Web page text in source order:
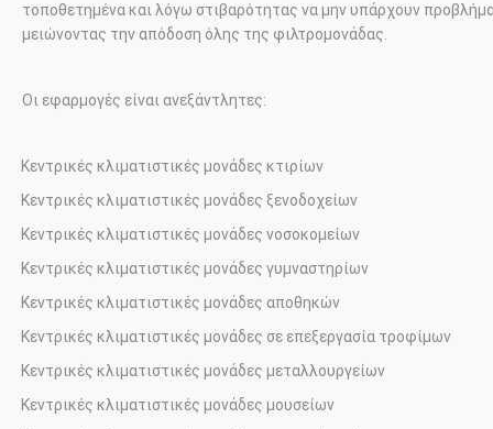
τοποθετημένα και λόγω στιβαρότητας να μην υπάρχουν
μειώνοντας την απόδοση όλης της φιλτρομονάδας.
Οι εφαρμογές είναι ανεξάντλητες:
Κεντρικές κλιματιστικές μονάδες κτιρίων
Κεντρικές κλιματιστικές μονάδες ξενοδοχείων
Κεντρικές κλιματιστικές μονάδες νοσοκομείων
Κεντρικές κλιματιστικές μονάδες γυμναστηρίων
Κεντρικές κλιματιστικές μονάδες αποθηκών
Κεντρικές κλιματιστικές μονάδες σε επεξεργασία τροφίμων
Κεντρικές κλιματιστικές μονάδες μεταλλουργείων
Κεντρικές κλιματιστικές μονάδες μουσείων